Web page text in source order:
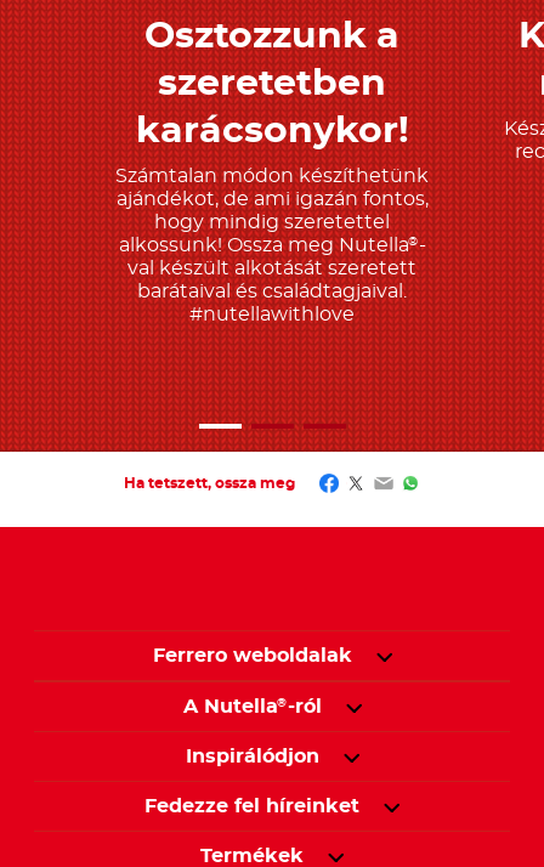
Tudjon meg többet
Osztozzunk a
szeretetben
karácsonykor!
Számtalan módon készíthetünk
ajándékot, de ami igazán fontos,
hogy mindig szeretettel
alkossunk! Ossza meg Nutella®-
val készült alkotását szeretett
barátaival és családtagjaival.
#nutellawithlove
Ha tetszett, ossza meg Facebook
Twitter
EmailWhatsApp
Ferrero weboldalak
A Nutella®-ról
Inspirálódjon
Fedezze fel híreinket
Termékek